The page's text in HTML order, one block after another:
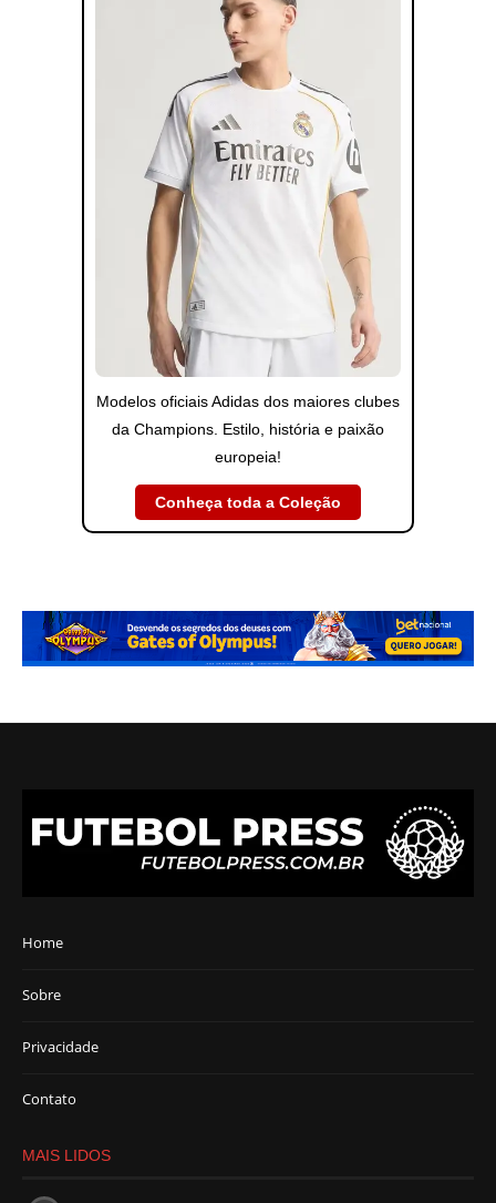
Modelos oficiais Adidas dos maiores clubes
da Champions. Estilo, história e paixão
europeia!
Conheça toda a Coleção
Home
Sobre
Privacidade
Contato
MAIS LIDOS